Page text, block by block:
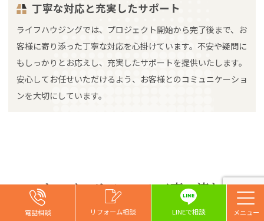
電話相談 リフォーム相談 お問い合わせ
丁寧な対応と充実したサポート
ライフハウジングでは、プロジェクト開始から完了後まで、お
客様に寄り添った丁寧な対応を心掛けています。不安や疑問に
もしっかりとお応えし、充実したサポートを提供いたします。
安心してお任せいただけるよう、お客様とのコミュニケーショ
ンを大切にしています。
キッチンリフォーム工事の流れ
電話相談 リフォーム相談 お問い合わせ
電話相談 リフォーム相談 お問い合わせ
電話相談 リフォーム相談 LINEで相談